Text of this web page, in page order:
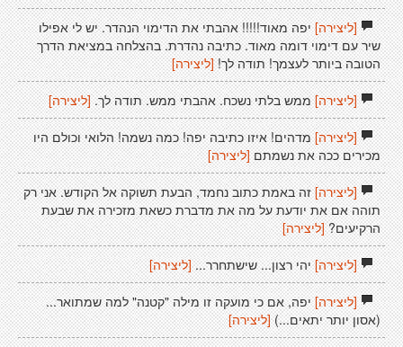
[ליצירה]יפה מאוד!!!!! אהבתי את הדימוי הנהדר. יש לי אפילו
שיר עם דימוי דומה מאוד. כתיבה נהדרת. בהצלחה במציאת הדרך
הטובה ביותר לעצמך! תודה לך! [ליצירה]
[ליצירה]ממש בלתי נשכח. אהבתי ממש. תודה לך. [ליצירה]
[ליצירה]מדהים! איזו כתיבה יפה! כמה נשמה! הלואי וכולם היו
מכירים ככה את נשמתם [ליצירה]
[ליצירה]זה באמת כתוב נחמד, הבעת תשוקה אל הקודש. אני רק
תוהה אם את יודעת על מה את מדברת כשאת מזכירה את שבעת
הרקיעים?[ליצירה]
[ליצירה]יהי רצון... שישתחרר...[ליצירה]
[ליצירה]יפה, אם כי מועקה זו מילה "קטנה" למה שמתואר...
(אסון יותר יתאים...) [ליצירה]